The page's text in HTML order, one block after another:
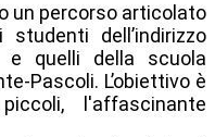
un percorso articolato
dell’indirizzo
e quelli della scuola
Pascoli. L’obiettivo è
l'affascinante